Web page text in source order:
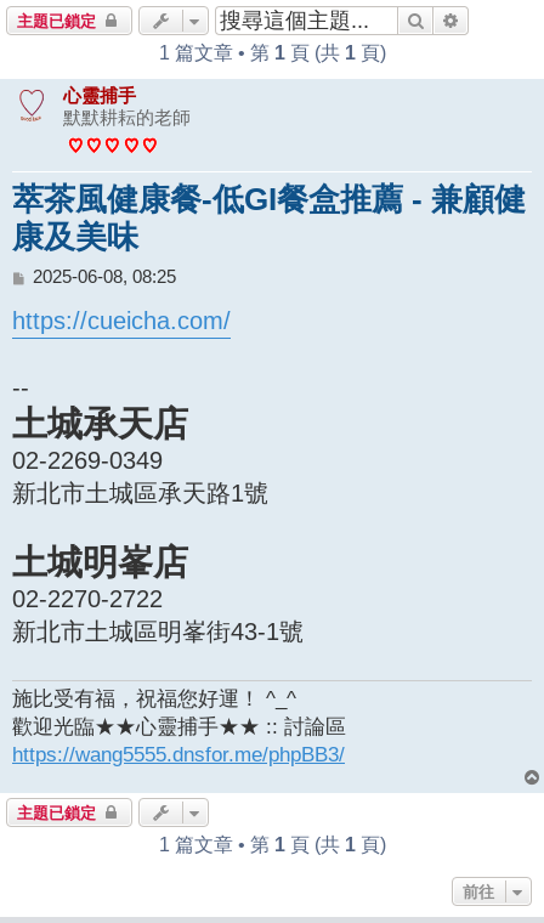
主題已鎖定 搜尋
1 篇文章 • 第 1頁 (共 1頁)
心靈捕手
默默耕耘的老師
萃茶風健康餐-低GI餐盒推薦 - 兼顧健
康及美味
文
2025-06-08, 08:25
https://cueicha.com/
--
土城承天店
02-2269-0349
新北市土城區承天路1號
土城明峯店
02-2270-2722
新北市土城區明峯街43-1號
施比受有福，祝福您好運！ ^_^
歡迎光臨★★心靈捕手★★ :: 討論區
https://wang5555.dnsfor.me/phpBB3/
主題已鎖定
1 篇文章 • 第 1頁 (共 1頁)
前往